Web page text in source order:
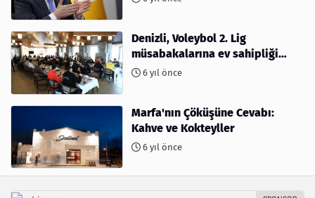
Denizli, Voleybol 2. Lig
müsabakalarına ev sahipliği
yapıyor
6 yıl önce
Marfa'nın Çöküşüne Cevabı:
Kahve ve Kokteyller
6 yıl önce